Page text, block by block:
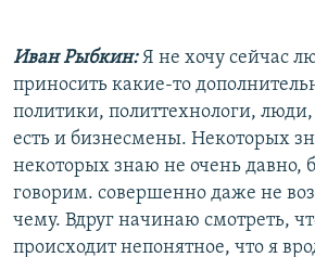
Иван Рыбкин:Я не хочу сейчас
приносить какие-то
политики, политтехнологи,
есть и бизнесмены. Некоторых
некоторых знаю не очень давно,
говорим. совершенно даже не
чему. Вдруг начинаю смотреть,
происходит непонятное, что я